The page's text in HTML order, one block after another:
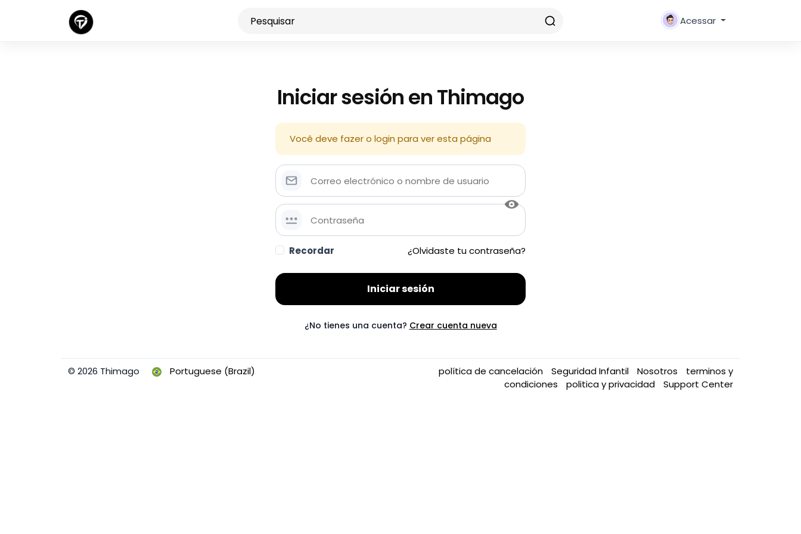
Acessar
Iniciar sesión en Thimago
Você deve fazer o login para ver esta página
Recordar ¿Olvidaste tu contraseña?
Iniciar sesión
¿No tienes una cuenta? Crear cuenta nueva
© 2026 Thimago Portuguese (Brazil) política de cancelación Seguridad Infantil Nosotros
terminos y
condiciones
politica y privacidad Support Center